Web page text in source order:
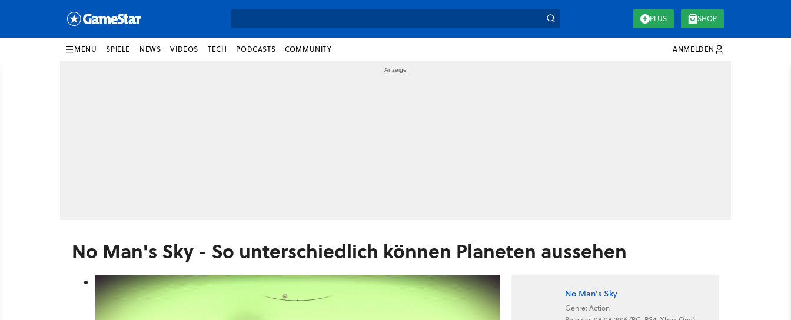
PLUS SHOP
MENU SPIELE NEWS VIDEOS TECH PODCASTS COMMUNITY ANMELDEN
No Man's Sky - So unterschiedlich können Planeten aussehen
No Man's Sky
Genre: Action